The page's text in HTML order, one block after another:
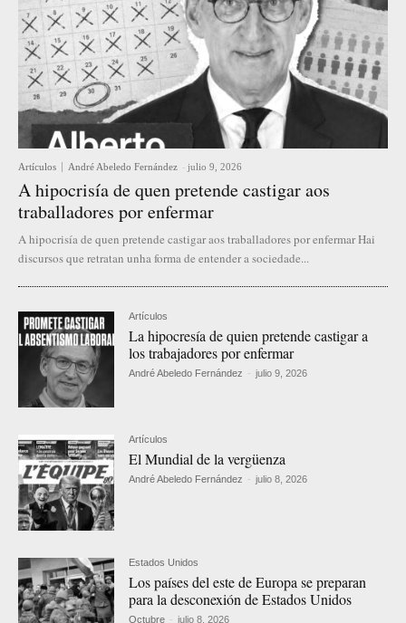
Artículos André Abeledo Fernández - julio 9, 2026
A hipocrisía de quen pretende castigar aos
traballadores por enfermar
A hipocrisía de quen pretende castigar aos traballadores por enfermar Hai
discursos que retratan unha forma de entender a sociedade...
Artículos
La hipocresía de quien pretende castigar a
los trabajadores por enfermar
André Abeledo Fernández - julio 9, 2026
Artículos
El Mundial de la vergüenza
André Abeledo Fernández - julio 8, 2026
Estados Unidos
Los países del este de Europa se preparan
para la desconexión de Estados Unidos
Octubre - julio 8, 2026